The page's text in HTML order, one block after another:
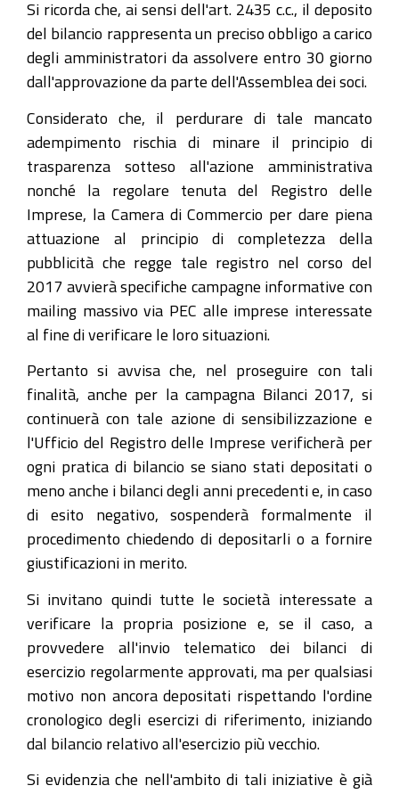
Si ricorda che, ai sensi dell'art. 2435 c.c., il deposito
del bilancio rappresenta un preciso obbligo a carico
degli amministratori da assolvere entro 30 giorno
dall'approvazione da parte dell'Assemblea dei soci.
Considerato che, il perdurare di tale mancato
adempimento rischia di minare il principio di
trasparenza sotteso all'azione amministrativa
nonché la regolare tenuta del Registro delle
Imprese, la Camera di Commercio per dare piena
attuazione al principio di completezza della
pubblicità che regge tale registro nel corso del
2017 avvierà specifiche campagne informative con
mailing massivo via PEC alle imprese interessate
al fine di verificare le loro situazioni.
Pertanto si avvisa che, nel proseguire con tali
finalità, anche per la campagna Bilanci 2017, si
continuerà con tale azione di sensibilizzazione e
l'Ufficio del Registro delle Imprese verificherà per
ogni pratica di bilancio se siano stati depositati o
meno anche i bilanci degli anni precedenti e, in caso
di esito negativo, sospenderà formalmente il
procedimento chiedendo di depositarli o a fornire
giustificazioni in merito.
Si invitano quindi tutte le società interessate a
verificare la propria posizione e, se il caso, a
provvedere all'invio telematico dei bilanci di
esercizio regolarmente approvati, ma per qualsiasi
motivo non ancora depositati rispettando l'ordine
cronologico degli esercizi di riferimento, iniziando
dal bilancio relativo all'esercizio più vecchio.
Si evidenzia che nell'ambito di tali iniziative è già